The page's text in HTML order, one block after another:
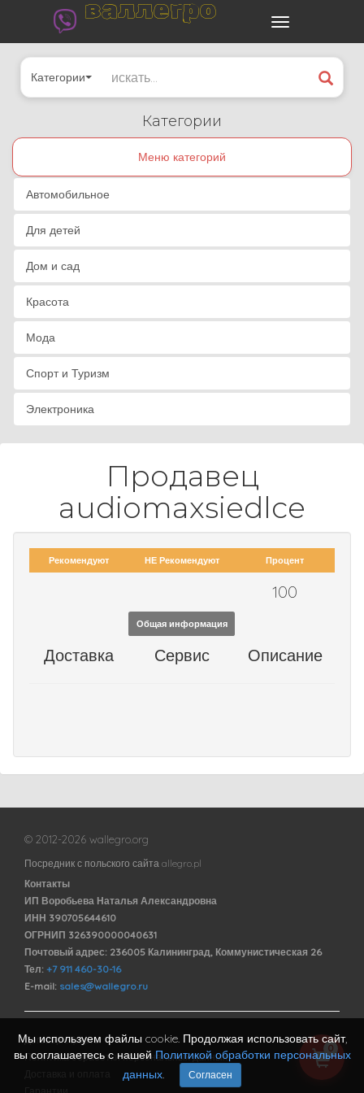
валлегро
Категории
Категории
Меню категорий
Автомобильное
Для детей
Дом и сад
Красота
Мода
Спорт и Туризм
Электроника
Продавец
audiomaxsiedlce
Рекомендуют НЕ Рекомендуют Процент
100
Общая информация
Доставка Сервис Описание
© 2012-2026 wallegro.org
Посредник с польского сайта allegro.pl
Контакты
ИП Воробьева Наталья Александровна
ИНН 390705644610
ОГРНИП 326390000040631
Почтовый адрес: 236005 Калининград, Коммунистическая 26
Тел: +7 911 460-30-16
E-mail: sales@wallegro.ru
Договор оферты
Политика обработки персональных данных
0
Мы используем файлы cookie. Продолжая использовать сайт,
вы соглашаетесь с нашей Политикой обработки персональных
данных
Согласен